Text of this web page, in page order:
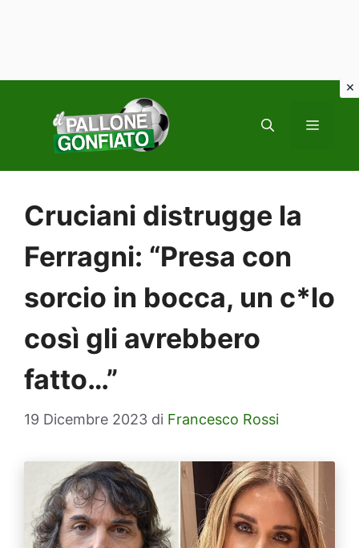
contenuto
MENU
Cruciani distrugge la
Ferragni: “Presa con
sorcio in bocca, un c*lo
così gli avrebbero
fatto…”
19 Dicembre 2023 di Francesco Rossi